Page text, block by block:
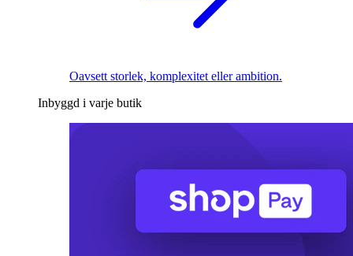
Oavsett storlek, komplexitet eller ambition.
Inbyggd i varje butik